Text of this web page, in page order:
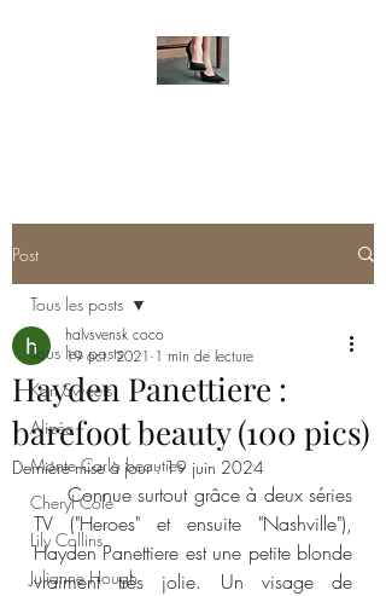
Post
Tous les posts
Kari Sweets
Alizée
Monte Carlo beauties
Cheryl Cole
Lily Collins
Julianne Hough
Tous les posts
Hayden Panettiere :
barefoot beauty (100 pics)
halvsvensk coco
19 oct. 2021 1 min de lecture
Dernière mise à jour :19 juin 2024
     Connue surtout grâce à deux séries
TV ("Heroes" et ensuite "Nashville"),
Hayden Panettiere est une petite blonde
vraiment très jolie. Un visage de